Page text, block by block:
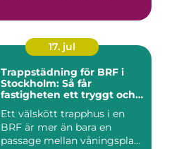
17. jul
Trappstädning för BRF i
Stockholm: Så får
fastigheten ett tryggt och
Ett välskött trapphus i en
BRF är mer än bara en
passage mellan våningspla...